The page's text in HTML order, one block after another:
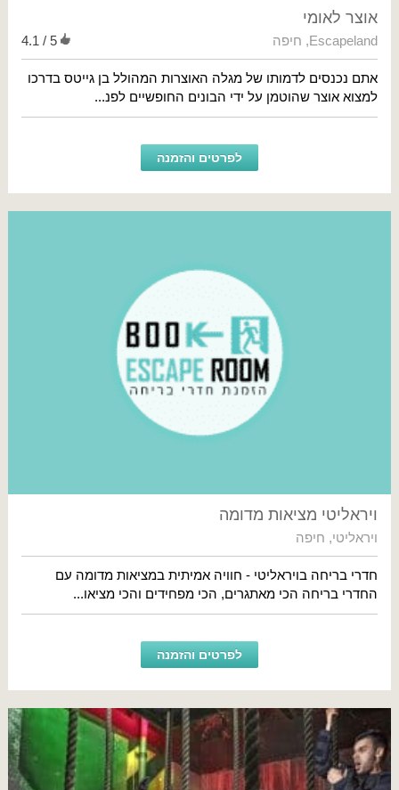
אוצר לאומי
Escapeland
, חיפה 4.1 / 5
אתם נכנסים לדמותו של מגלה האוצרות המהולל בן גייטס בדרכו
למצוא אוצר שהוטמן על ידי הבונים החופשיים לפנ...
לפרטים והזמנה
ויראליטי מציאות מדומה
ויראליטי, חיפה
חדרי בריחה בויראליטי - חוויה אמיתית במציאות מדומה עם
החדרי בריחה הכי מאתגרים, הכי מפחידים והכי מציאו...
לפרטים והזמנה